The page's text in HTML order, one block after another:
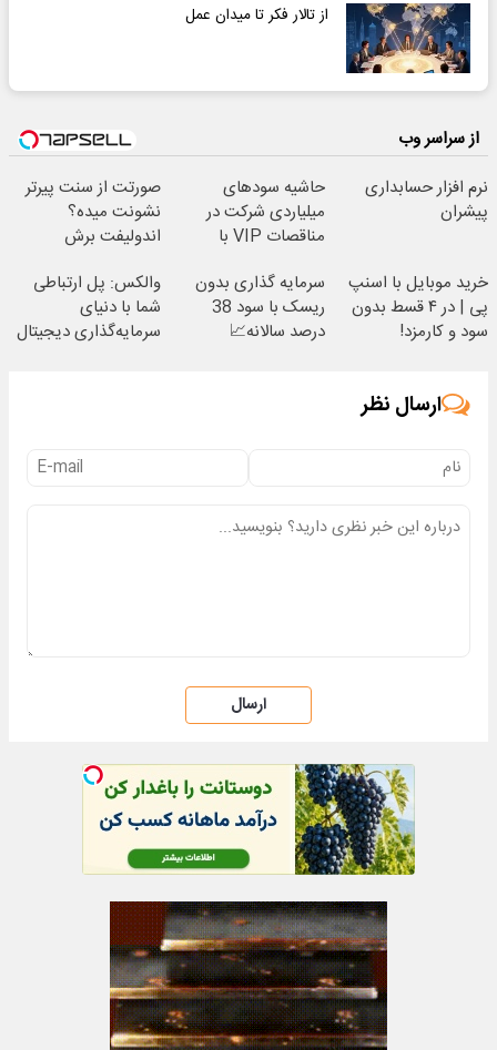
از تالار فکر تا میدان عمل
از سراسر وب
نرم افزار حسابداری
پیشران
حاشیه سودهای
میلیاردی شرکت در
مناقصات VIP با
صورتت از سنت پیرتر
نشونت میده؟
اندولیفت برش
خرید موبایل با اسنپ
پی | در ۴ قسط بدون
سود و کارمزد!
سرمایه گذاری بدون
ریسک با سود 38
درصد سالانه📈
والکس: پل ارتباطی
شما با دنیای
سرمایه‌گذاری دیجیتال
ارسال نظر
ارسال